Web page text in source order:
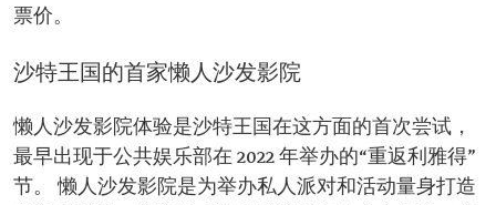
票价。
沙特王国的首家懒人沙发影院
懒人沙发影院体验是沙特王国在这方面的首次尝试，
最早出现于公共娱乐部在 2022 年举办的“重返利雅得”
节。 懒人沙发影院是为举办私人派对和活动量身打造